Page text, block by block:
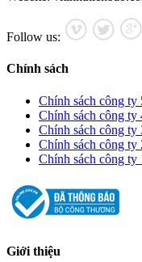
Follow us:
Chính sách
Chính sách công ty
Chính sách công ty
Chính sách công ty
Chính sách công ty
Chính sách công ty
Giới thiệu